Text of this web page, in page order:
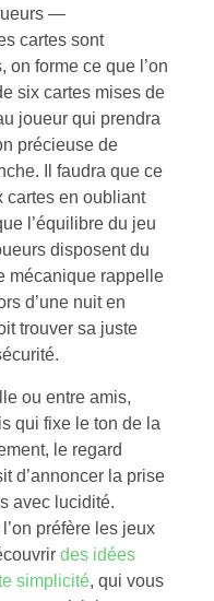
—
cartes sont
on forme ce que l’on
six cartes mises de
joueur qui prendra
précieuse de
Il faudra que ce
cartes en oubliant
l’équilibre du jeu
disposent du
mécanique rappelle
d’une nuit en
trouver sa juste
ou entre amis,
qui fixe le ton de la
le regard
d’annoncer la prise
avec lucidité.
préfère les jeux
des idées
simplicité, qui vous